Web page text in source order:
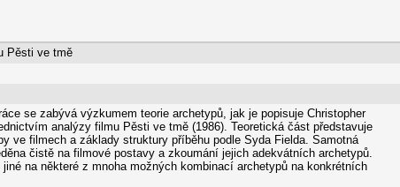
Pěsti ve tmě
se zabývá výzkumem teorie archetypů, jak je popisuje Christopher
analýzy filmu Pěsti ve tmě (1986). Teoretická část představuje
ve filmech a základy struktury příběhu podle Syda Fielda. Samotná
čistě na filmové postavy a zkoumání jejich adekvátních archetypů.
na některé z mnoha možných kombinací archetypů na konkrétních